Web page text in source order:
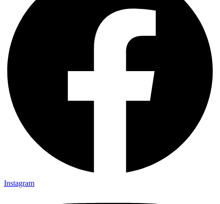
Instagram